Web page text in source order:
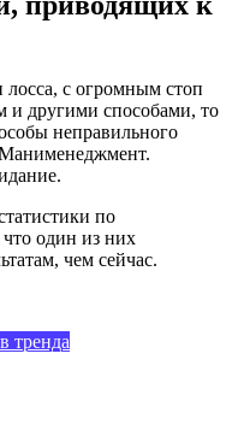
лосса, с огромным стоп
и другими способами, то
неправильного
Манименеджмент.
по
один из них
чем сейчас.
тренда